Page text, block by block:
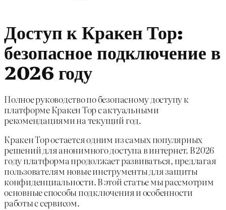
Доступ к Кракен Тор:
безопасное подключение в
2026 году
Полное руководство по безопасному доступу к
платформе Кракен Тор с актуальными
рекомендациями на текущий год.
Кракен Тор остается одним из самых популярных
решений для анонимного доступа в интернет. В 2026
году платформа продолжает развиваться, предлагая
пользователям новые инструменты для защиты
конфиденциальности. В этой статье мы рассмотрим
основные способы подключения и особенности
работы с сервисом.